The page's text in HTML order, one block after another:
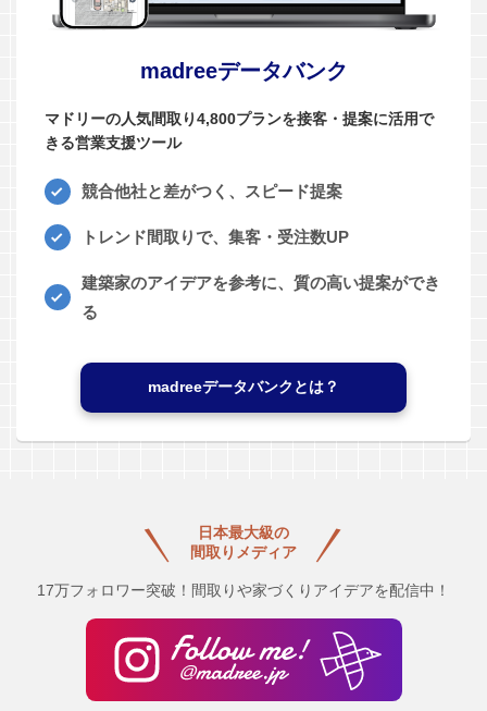
madreeデータバンク
マドリーの人気間取り4,800プランを接客・提案に活用で
きる営業支援ツール
競合他社と差がつく、スピード提案
トレンド間取りで、集客・受注数UP
建築家のアイデアを参考に、質の高い提案ができ
る
madreeデータバンクとは？
日本最大級の
間取りメディア
17万フォロワー突破！間取りや家づくりアイデアを配信中！